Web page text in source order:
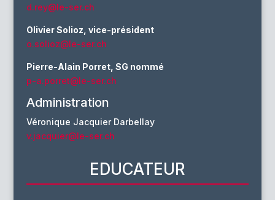
d.rey@le-ser.ch
Olivier Solioz, vice-président
o.solioz@le-ser.ch
Pierre-Alain Porret, SG nommé
p-a.porret@le-ser.ch
Administration
Véronique Jacquier Darbellay
v.jacquier@le-ser.ch
EDUCATEUR